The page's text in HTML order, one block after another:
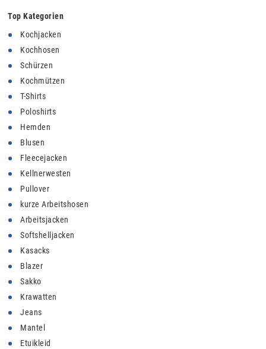
Top Kategorien
Kochjacken
Kochhosen
Schürzen
Kochmützen
T-Shirts
Poloshirts
Hemden
Blusen
Fleecejacken
Kellnerwesten
Pullover
kurze Arbeitshosen
Arbeitsjacken
Softshelljacken
Kasacks
Blazer
Sakko
Krawatten
Jeans
Mantel
Etuikleid